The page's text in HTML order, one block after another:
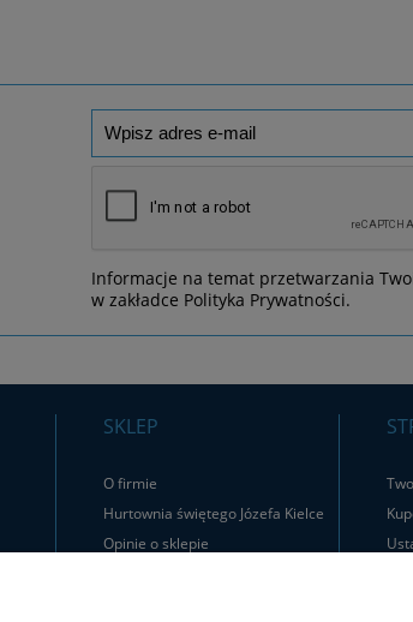
Informacje na temat przetwarzania
w zakładce Polityka Prywatności.
SKLEP
O firmie
Hurtownia świętego Józefa Kielce
Opinie o sklepie